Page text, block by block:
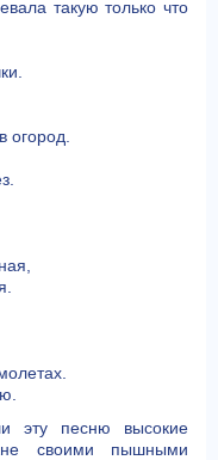
такую только что
огород.
эту песню высокие
своими пышными